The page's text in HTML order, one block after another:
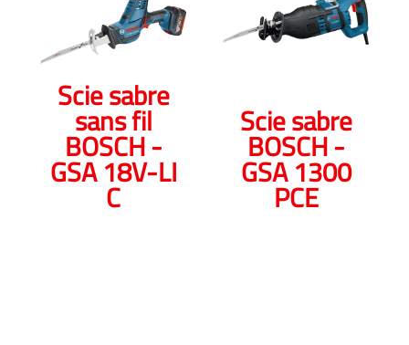
Scie sabre
sans fil
BOSCH -
GSA 18V-LI
C
Scie sabre
BOSCH -
GSA 1300
PCE